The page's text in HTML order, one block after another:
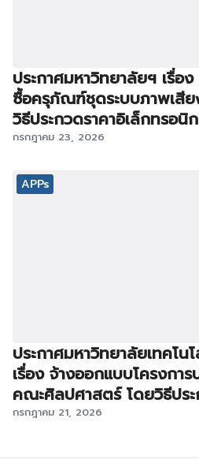
ประกาศมหาวิทยาลัยฯ เรื่อ
ซื้อครุภัณฑ์ชุดระบบภาพเสี
วิธีประกวดราคาอิเล็กทรอ
กรกฎาคม 23, 2026
APPs
ประกาศมหาวิทยาลัยเทคโ
เรื่อง จ้างออกแบบโครงกา
คณะศิลปศาสตร์ โดยวิธีปร
กรกฎาคม 21, 2026